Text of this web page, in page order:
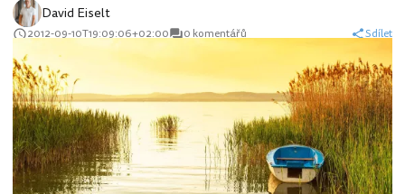
David Eiselt
2012-09-10T19:09:06+02:00 0 komentářů Sdílet